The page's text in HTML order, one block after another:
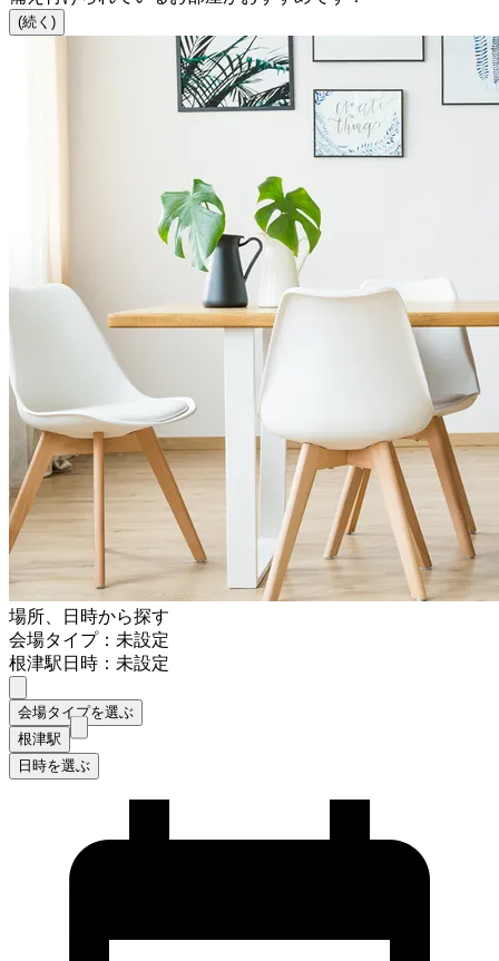
(続く)
場所、日時から探す
会場タイプ：未設定
根津駅日時：未設定
会場タイプを選ぶ
根津駅
日時を選ぶ